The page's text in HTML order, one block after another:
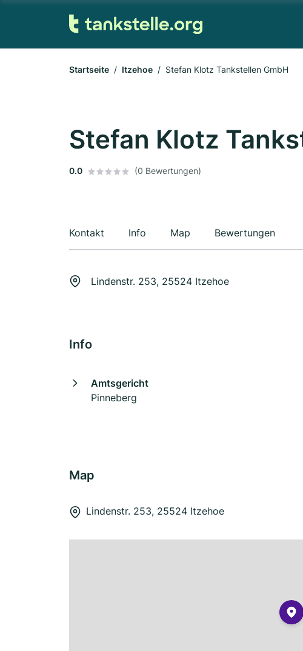
Startseite Itzehoe Stefan Klotz Tankstellen GmbH
Stefan Klotz
0.0 (0 Bewertungen)
Kontakt Info Map Bewertungen
Lindenstr. 253, 25524 Itzehoe
Info
Amtsgericht
Pinneberg
Map
Lindenstr. 253, 25524 Itzehoe